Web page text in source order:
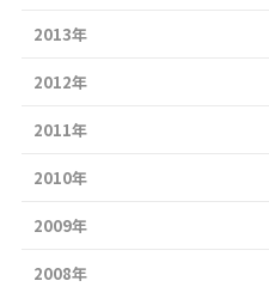
2013年
2012年
2011年
2010年
2009年
2008年